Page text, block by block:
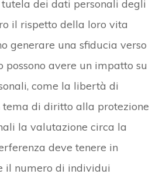
dei dati personali degli
il rispetto della loro vita
generare una sfiducia verso
possono avere un impatto su
come la libertà di
tema di diritto alla protezione
la valutazione circa la
deve tenere in
il numero di individui